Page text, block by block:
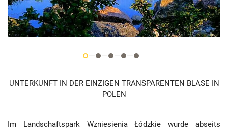
UNTERKUNFT IN DER EINZIGEN TRANSPARENTEN BLASE IN
POLEN
Im Landschaftspark Wzniesienia Łódzkie wurde abseits